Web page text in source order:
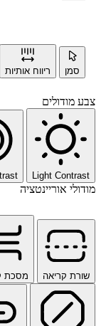
סמן ריווח אותיות
צבע מודולים
Light Contrast
מודולי אוריינטציה
שורת קריאה מסכת